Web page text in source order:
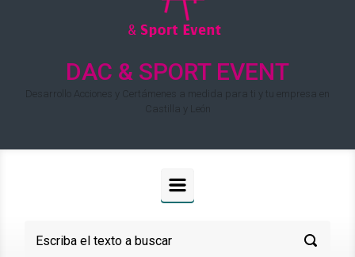
DAC & SPORT EVENT
Desarrollo Acciones y Certámenes a medida para ti y tu empresa en
Castilla y León